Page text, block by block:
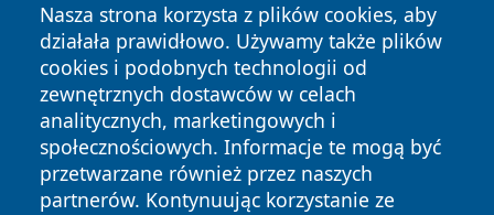
Nasza strona korzysta z plików cookies, aby
działała prawidłowo. Używamy także plików
cookies i podobnych technologii od
zewnętrznych dostawców w celach
analitycznych, marketingowych i
społecznościowych. Informacje te mogą być
przetwarzane również przez naszych
partnerów. Kontynuując korzystanie ze
Copyright © 2026 leszczynski24.pl Wszystkie prawa
zastrzeżone.